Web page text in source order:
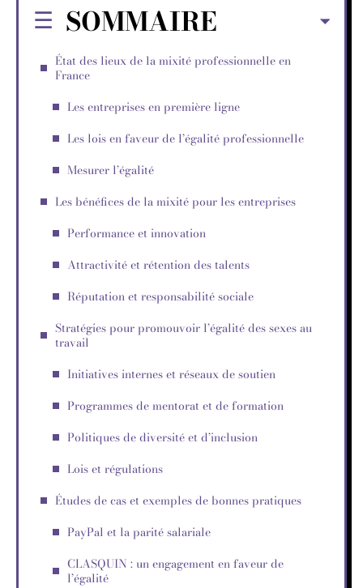
SOMMAIRE
État des lieux de la mixité professionnelle en
France
Les entreprises en première ligne
Les lois en faveur de l’égalité professionnelle
Mesurer l’égalité
Les bénéfices de la mixité pour les entreprises
Performance et innovation
Attractivité et rétention des talents
Réputation et responsabilité sociale
Stratégies pour promouvoir l’égalité des sexes au
travail
Initiatives internes et réseaux de soutien
Programmes de mentorat et de formation
Politiques de diversité et d’inclusion
Lois et régulations
Études de cas et exemples de bonnes pratiques
PayPal et la parité salariale
CLASQUIN : un engagement en faveur de
l’égalité